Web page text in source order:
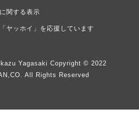
関する表示
ヤッホイ」を応援しています
Yagasaki Copyright © 2022
All Rights Reserved